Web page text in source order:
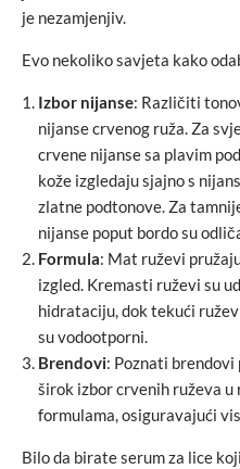
je nezamjenjiv.
Evo nekoliko savjeta kako
Izbor nijanse: Različiti
nijanse crvenog ruža. Za
crvene nijanse sa plavim
kože izgledaju sjajno s
zlatne podtonove. Za
nijanse poput bordo su
Formula: Mat ruževi
izgled. Kremasti ruževi su
hidrataciju, dok tekući
su vodootporni.
Brendovi: Poznati
širok izbor crvenih ruževa
formulama, osiguravajući
Bilo da birate serum za lice